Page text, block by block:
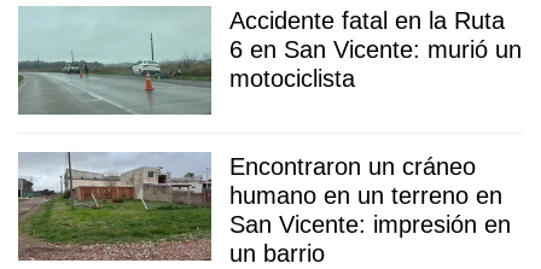
Accidente fatal en la Ruta
6 en San Vicente: murió un
motociclista
Encontraron un cráneo
humano en un terreno en
San Vicente: impresión en
un barrio